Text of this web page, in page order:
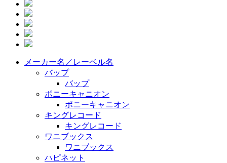
メーカー名／レーベル名
バップ
バップ
ポニーキャニオン
ポニーキャニオン
キングレコード
キングレコード
ワニブックス
ワニブックス
ハピネット